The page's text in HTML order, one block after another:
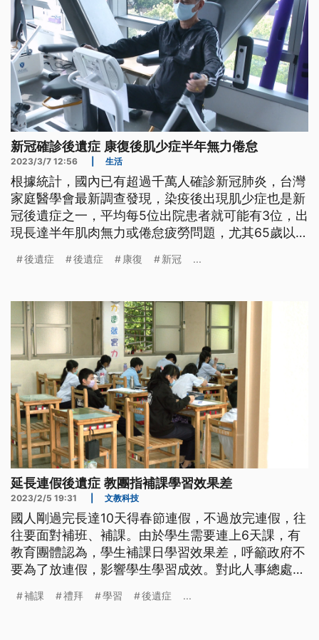
新冠確診後遺症 康復後肌少症半年無力倦怠
2023/3/7 12:56 生活
根據統計，國內已有超過千萬人確診新冠肺炎，台灣
家庭醫學會最新調查發現，染疫後出現肌少症也是新
冠後遺症之一，平均每5位出院患者就可能有3位，出
現長達半年肌肉無力或倦怠疲勞問題，尤其65歲以上
後遺症 後遺症 康復 新冠 ...
延長連假後遺症 教團指補課學習效果差
2023/2/5 19:31 文教科技
國人剛過完長達10天得春節連假，不過放完連假，往
往要面對補班、補課。由於學生需要連上6天課，有
教育團體認為，學生補課日學習效果差，呼籲政府不
要為了放連假，影響學生學習成效。對此人事總處強
見，作為參考的依據。
補課 禮拜 學習 後遺症 ...